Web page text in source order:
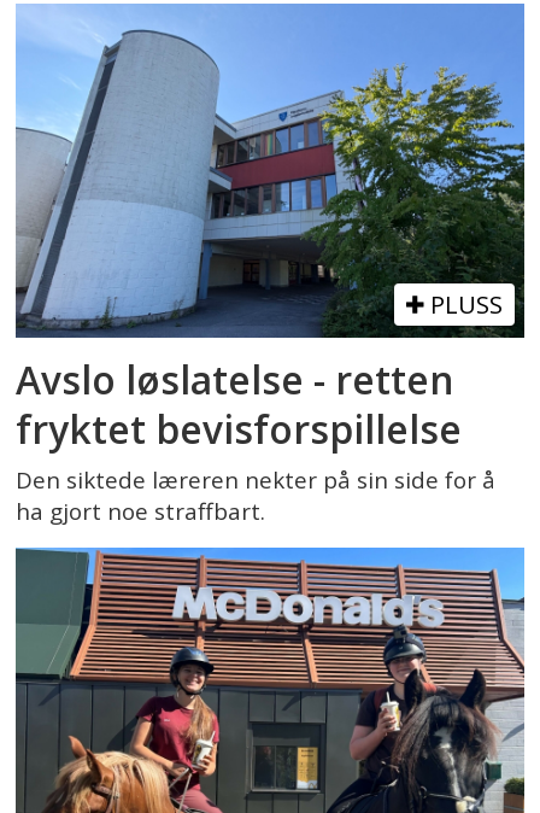
PLUSS
Avslo løslatelse - retten
fryktet bevisforspillelse
Den siktede læreren nekter på sin side for å
ha gjort noe straffbart.